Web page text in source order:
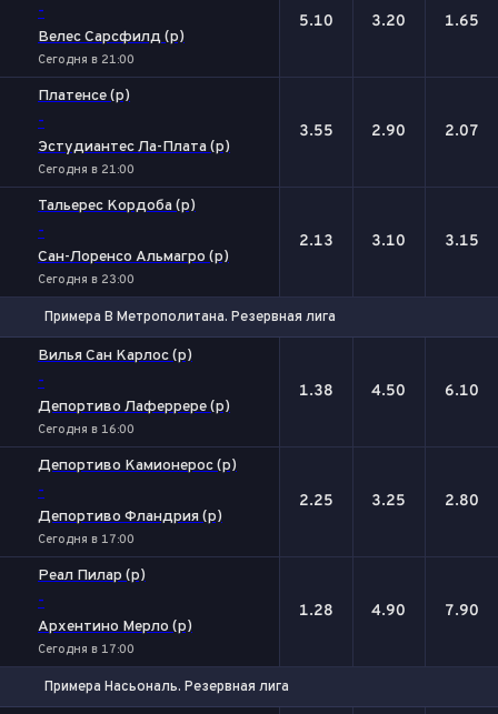
-
Велес Сарсфилд (р)
Сегодня в 21:00
5.10 3.20 1.65
Платенсе (р)
-
Эстудиантес Ла-Плата (р)
Сегодня в 21:00
3.55 2.90 2.07
Тальерес Кордоба (р)
-
Сан-Лоренсо Альмагро (р)
Сегодня в 23:00
2.13 3.10 3.15
Примера B Метрополитана. Резервная лига
Вилья Сан Карлос (р)
-
Депортиво Лаферрере (р)
Сегодня в 16:00
1.38 4.50 6.10
Депортиво Камионерос (р)
-
Депортиво Фландрия (р)
Сегодня в 17:00
2.25 3.25 2.80
Реал Пилар (р)
-
Архентино Мерло (р)
Сегодня в 17:00
1.28 4.90 7.90
Примера Насьональ. Резервная лига